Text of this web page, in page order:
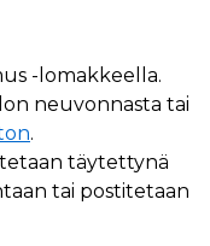
-lomakkeella.
neuvonnasta tai
.
täytettynä
tai postitetaan